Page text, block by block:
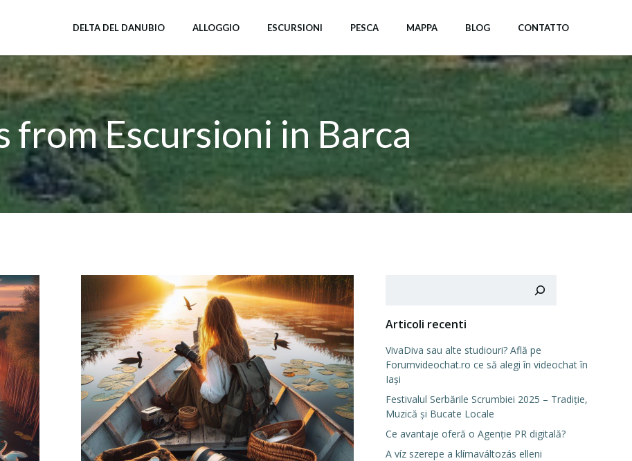
DELTA DEL DANUBIO ALLOGGIO ESCURSIONI PESCA MAPPA BLOG CONTATTO
from Escursioni in Barca
Articoli recenti
VivaDiva sau alte studiouri? Află pe
Forumvideochat.ro ce să alegi în videochat în
Iași
Festivalul Serbările Scrumbiei 2025 – Tradiție,
Muzică și Bucate Locale
Ce avantaje oferă o Agenție PR digitală?
A víz szerepe a klímaváltozás elleni